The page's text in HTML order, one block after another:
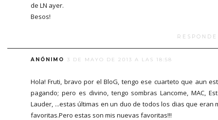
de LN ayer.
Besos!
ANÓNIMO 3 DE MAYO DE 2013 A LAS 18:58
Hola! Fruti, bravo por el BloG, tengo ese cuarteto que aun
pagando; pero es divino, tengo sombras Lancome, MAC,
Lauder, ...estas últimas en un duo de todos los dias que eran
favoritas.Pero estas son mis nuevas favoritas!!!